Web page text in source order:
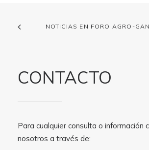
NOTICIAS EN FORO AGRO-
CONTACTO
Para cualquier consulta o información
nosotros a través de: